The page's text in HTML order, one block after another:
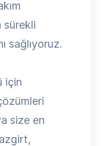
sürekli
sağlıyoruz.
için
size en